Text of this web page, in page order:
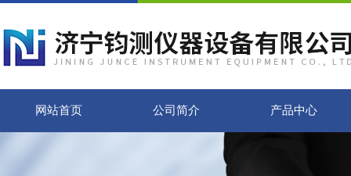
网站首页 公司简介 产品中心